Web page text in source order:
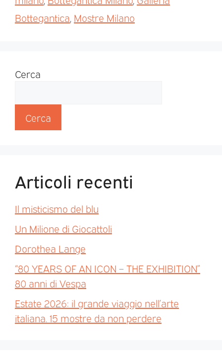
Bottegantica, Mostre Milano
Cerca
Cerca
Articoli recenti
Il misticismo del blu
Un Milione di Giocattoli
Dorothea Lange
“80 YEARS OF AN ICON – THE EXHIBITION”
80 anni di Vespa
Estate 2026: il grande viaggio nell’arte
italiana. 15 mostre da non perdere